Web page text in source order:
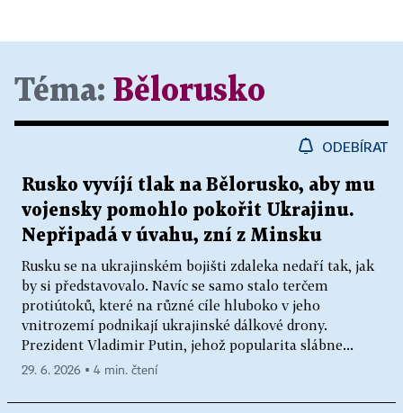
Téma: Bělorusko
ODEBÍRAT
Rusko vyvíjí tlak na Bělorusko, aby mu
vojensky pomohlo pokořit Ukrajinu.
Nepřipadá v úvahu, zní z Minsku
Rusku se na ukrajinském bojišti zdaleka nedaří tak, jak
by si představovalo. Navíc se samo stalo terčem
protiútoků, které na různé cíle hluboko v jeho
vnitrozemí podnikají ukrajinské dálkové drony.
Prezident Vladimir Putin, jehož popularita slábne...
29. 6. 2026 ▪ 4 min. čtení